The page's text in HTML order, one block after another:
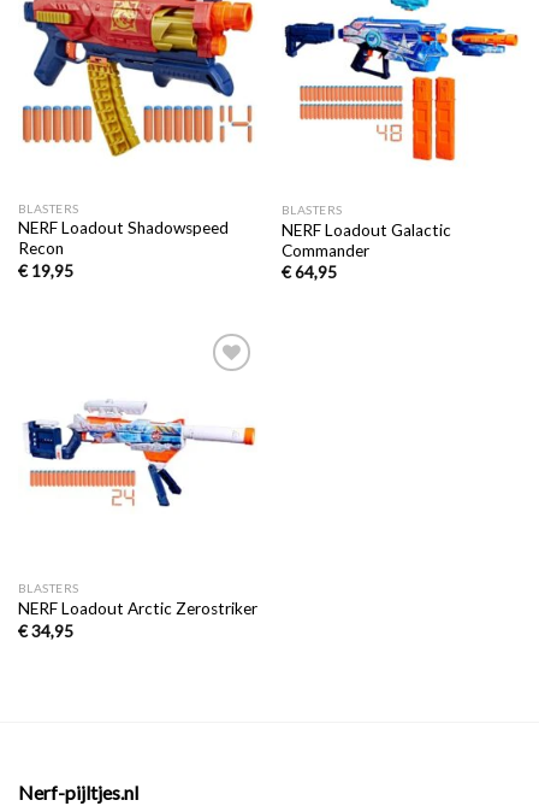
Toevoegen
aan
verlanglijst
BLASTERS
NERF Loadout Shadowspeed
Recon
€19,95
aan
verlanglijst
BLASTERS
NERF Loadout Galactic
Commander
€64,95
verlanglijst
BLASTERS
NERF Loadout Arctic Zerostriker
€34,95
Nerf-pijltjes.nl